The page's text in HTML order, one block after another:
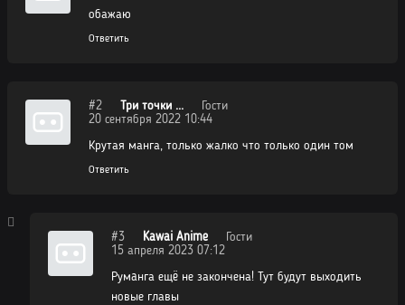
обажаю
Ответить
#2 Три точки ...
Гости
20 сентября 2022 10:44
Крутая манга, только жалко что только один том
Ответить
#3 Kawai Anime
Гости
15 апреля 2023 07:12
Румaнга ещë не закончена! Тут будут выходить
новые главы